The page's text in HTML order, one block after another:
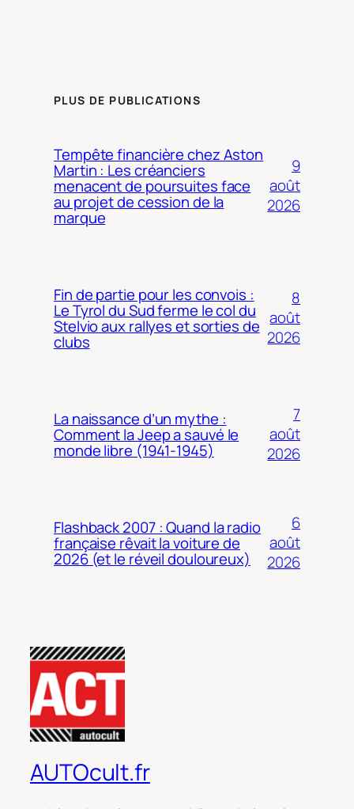
PLUS DE PUBLICATIONS
Tempête financière chez Aston
Martin : Les créanciers
menacent de poursuites face
au projet de cession de la
marque
9
août
2026
Fin de partie pour les convois :
Le Tyrol du Sud ferme le col du
Stelvio aux rallyes et sorties de
clubs
8
août
2026
La naissance d’un mythe :
Comment la Jeep a sauvé le
monde libre (1941-1945)
7
août
2026
Flashback 2007 : Quand la radio
française rêvait la voiture de
2026 (et le réveil douloureux)
6
août
2026
AUTOcult.fr